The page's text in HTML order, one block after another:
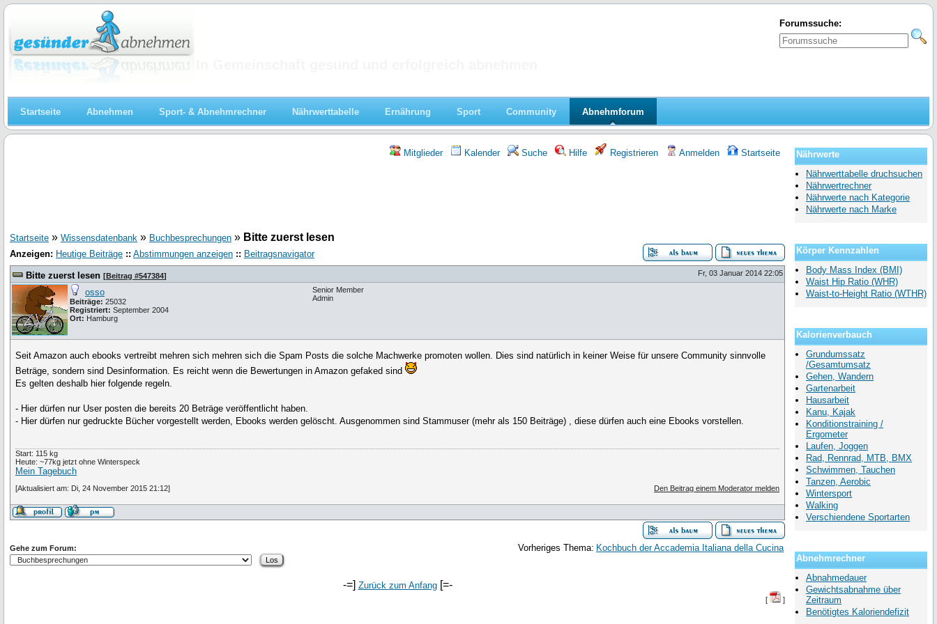
Forumssuche:
Startseite Abnehmen Sport- & Abnehmrechner Nährwerttabelle Ernährung Sport Community Abnehmforum
Mitglieder Kalender Suche Hilfe Registrieren Anmelden Startseite
Startseite » Wissensdatenbank » Buchbesprechungen » Bitte zuerst lesen
Anzeigen: Heutige Beiträge :: Abstimmungen anzeigen :: Beitragsnavigator
Bitte zuerst lesen [Beitrag #547384] Fr, 03 Januar 2014 22:05
osso
Beiträge: 25032
Registriert: September 2004
Ort: Hamburg
Senior Member
Admin
Seit Amazon auch ebooks vertreibt mehren sich mehren sich die Spam Posts die solche Machwerke promoten wollen. Dies sind natürlich in keiner Weise für unsere Community sinnvolle
Beträge, sondern sind Desinformation. Es reicht wenn die Bewertungen in Amazon gefaked sind
Es gelten deshalb hier folgende regeln.
- Hier dürfen nur User posten die bereits 20 Beträge veröffentlicht haben.
- Hier dürfen nur gedruckte Bücher vorgestellt werden, Ebooks werden gelöscht. Ausgenommen sind Stammuser (mehr als 150 Beiträge) , diese dürfen auch eine Ebooks vorstellen.
Start: 115 kg
Heute: ~77kg jetzt ohne Winterspeck
Mein Tagebuch
[Aktualisiert am: Di, 24 November 2015 21:12] Den Beitrag einem Moderator melden
Vorheriges Thema: Kochbuch der Accademia Italiana della Cucina
Gehe zum Forum:
-=] Zurück zum Anfang[=-
[ ]
Nährwerte
Nährwerttabelle druchsuchen
Nährwertrechner
Nährwerte nach Kategorie
Nährwerte nach Marke
Körper Kennzahlen
Body Mass Index (BMI)
Waist Hip Ratio (WHR)
Waist-to-Height Ratio (WTHR)
Kalorienverbauch
Grundumssatz
/Gesamtumsatz
Gehen, Wandern
Gartenarbeit
Hausarbeit
Kanu, Kajak
Konditionstraining /
Ergometer
Laufen, Joggen
Rad, Rennrad, MTB, BMX
Schwimmen, Tauchen
Tanzen, Aerobic
Wintersport
Walking
Verschiendene Sportarten
Abnehmrechner
Abnahmedauer
Gewichtsabnahme über
Zeitraum
Benötigtes Kaloriendefizit